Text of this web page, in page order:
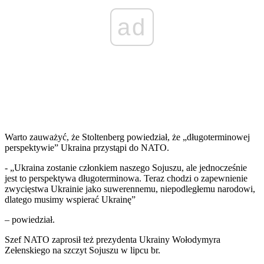
ad
Warto zauważyć, że Stoltenberg powiedział, że „długoterminowej
perspektywie” Ukraina przystąpi do NATO.
- „Ukraina zostanie członkiem naszego Sojuszu, ale jednocześnie
jest to perspektywa długoterminowa. Teraz chodzi o zapewnienie
zwycięstwa Ukrainie jako suwerennemu, niepodległemu narodowi,
dlatego musimy wspierać Ukrainę”
– powiedział.
Szef NATO zaprosił też prezydenta Ukrainy Wołodymyra
Zełenskiego na szczyt Sojuszu w lipcu br.